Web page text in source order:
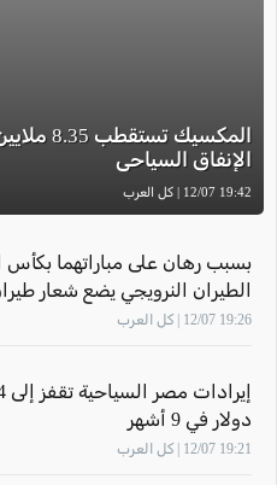
المكسيك
الإنفاق السياحي
19:42 12/07 | كل العرب
بسبب رهان على مباراتهما بكأس
الطيران النرويجي يضع شعار
ويلقى رواجا
19:26 12/07 | كل العرب
دولار في 9 أشهر
19:21 12/07 | كل العرب